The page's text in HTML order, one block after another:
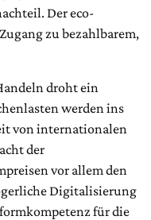
Der eco-
zu bezahlbarem,
droht ein
werden ins
von internationalen
der
vor allem den
Digitalisierung
für die